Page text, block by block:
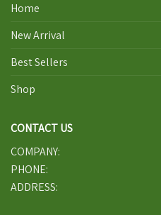
Home
New Arrival
Best Sellers
Shop
CONTACT US
COMPANY:
PHONE:
ADDRESS: